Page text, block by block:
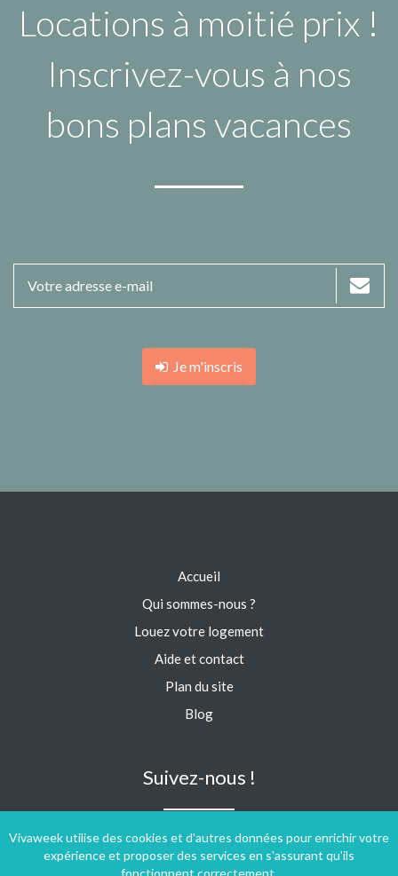
Locations à moitié prix !
Inscrivez-vous à nos
bons plans vacances
Je m'inscris
Vivaweek utilise des cookies et d'autres données pour enrichir votre
expérience et proposer des services en s'assurant qu'ils
fonctionnent correctement.
Accueil
Qui sommes-nous ?
Louez votre logement
Aide et contact
Plan du site
Blog
Suivez-nous !